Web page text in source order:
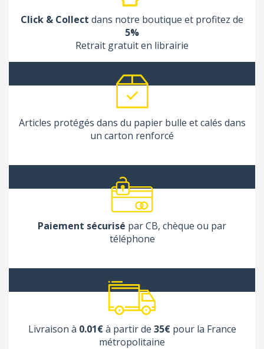
Click & Collect dans notre boutique et profitez de
5%
Retrait gratuit en librairie
Articles protégés dans du papier bulle et calés dans
un carton renforcé
Paiement sécurisé par CB, chèque ou par
téléphone
Livraison à 0.01€à partir de 35€pour la France
métropolitaine